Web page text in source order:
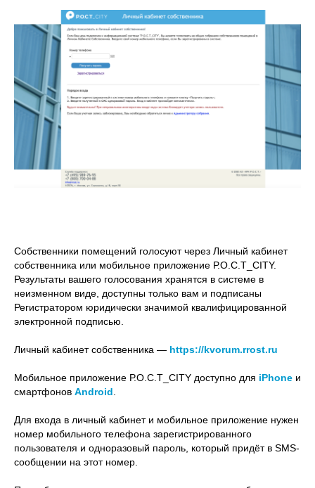
Собственники помещений голосуют через Личный кабинет
собственника или мобильное приложение Р.О.С.Т_CITY.
Результаты вашего голосования хранятся в системе в
неизменном виде, доступны только вам и подписаны
Регистратором юридически значимой квалифицированной
электронной подписью.
Личный кабинет собственника — https://kvorum.rrost.ru
Мобильное приложение Р.О.С.Т_CITY доступно для iPhone и
смартфонов Android
Для входа в личный кабинет и мобильное приложение нужен
номер мобильного телефона зарегистрированного
пользователя и одноразовый пароль, который придёт в SMS-
сообщении на этот номер.